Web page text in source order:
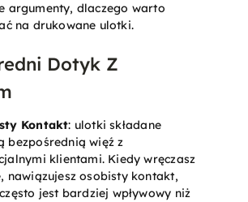
argumenty, dlaczego warto
na drukowane ulotki.
Dotyk Z
Kontakt: ulotki składane
bezpośrednią więź z
klientami. Kiedy wręczasz
nawiązujesz osobisty kontakt,
jest bardziej wpływowy niż